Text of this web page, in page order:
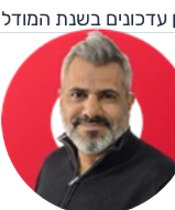
עדכונים בשנת המודל 2022.